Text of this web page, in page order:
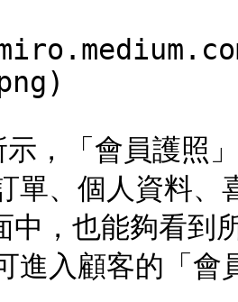
，「會員護照
單、個人資料、
中，也能夠看到
進入顧客的「會